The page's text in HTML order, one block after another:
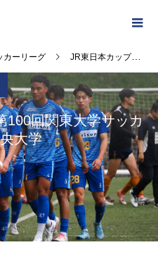
カーリーグ JR東日本カップ2026 第100回関東大学サッカーリーグ戦第1節 vs 中央大学
100回関東大学サッカ
大学